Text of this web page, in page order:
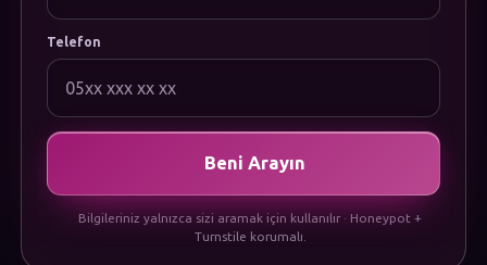
Kullanım Koşulları
Telefon
Beni Arayın
Bilgileriniz yalnızca sizi aramak için kullanılır · Honeypot +
Turnstile korumalı.